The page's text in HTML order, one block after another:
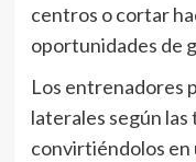
centros o cortar
oportunidades de
Los entrenadores
laterales según
convirtiéndolos en